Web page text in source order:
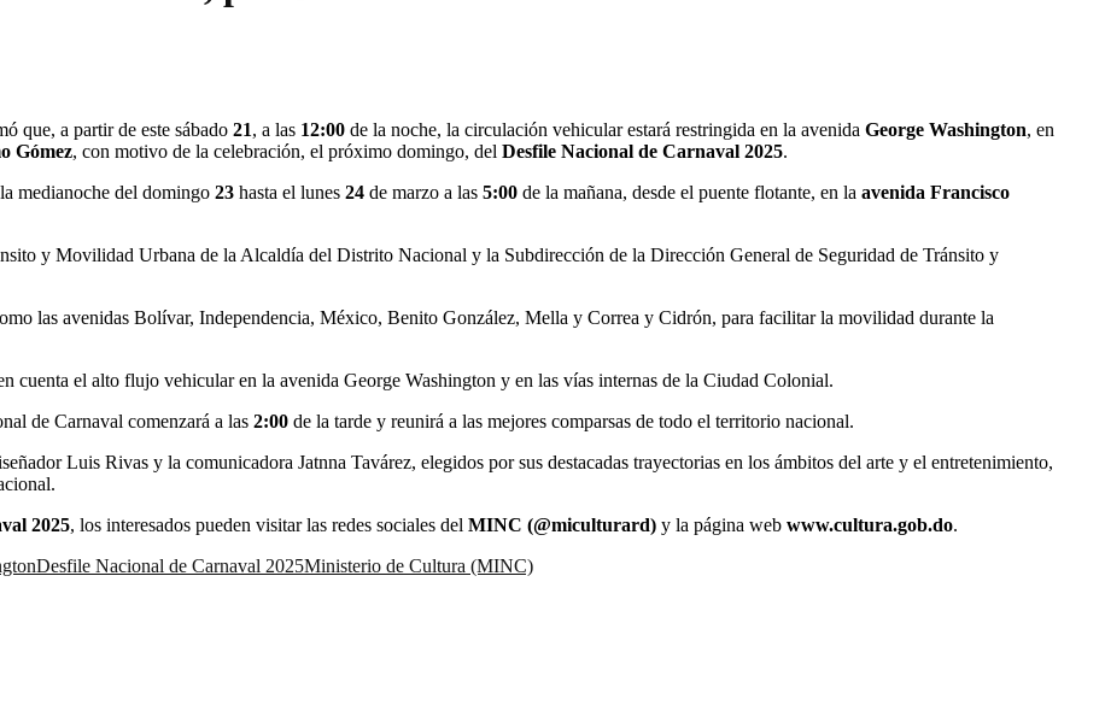
que, a partir de este sábado 21, a las 12:00 de la noche, la circulación vehicular estará restringida en la avenida George Washington, en
Gómez, con motivo de la celebración, el próximo domingo, del Desfile Nacional de Carnaval 2025.
medianoche del domingo 23 hasta el lunes 24 de marzo a las 5:00 de la mañana, desde el puente flotante, en la avenida Francisco
y Movilidad Urbana de la Alcaldía del Distrito Nacional y la Subdirección de la Dirección General de Seguridad de Tránsito y
las avenidas Bolívar, Independencia, México, Benito González, Mella y Correa y Cidrón, para facilitar la movilidad durante la
cuenta el alto flujo vehicular en la avenida George Washington y en las vías internas de la Ciudad Colonial.
de Carnaval comenzará a las 2:00 de la tarde y reunirá a las mejores comparsas de todo el territorio nacional.
Luis Rivas y la comunicadora Jatnna Tavárez, elegidos por sus destacadas trayectorias en los ámbitos del arte y el entretenimiento,
2025, los interesados pueden visitar las redes sociales del MINC (@miculturard) y la página web www.cultura.gob.do.
Desfile Nacional de Carnaval 2025Ministerio de Cultura (MINC)